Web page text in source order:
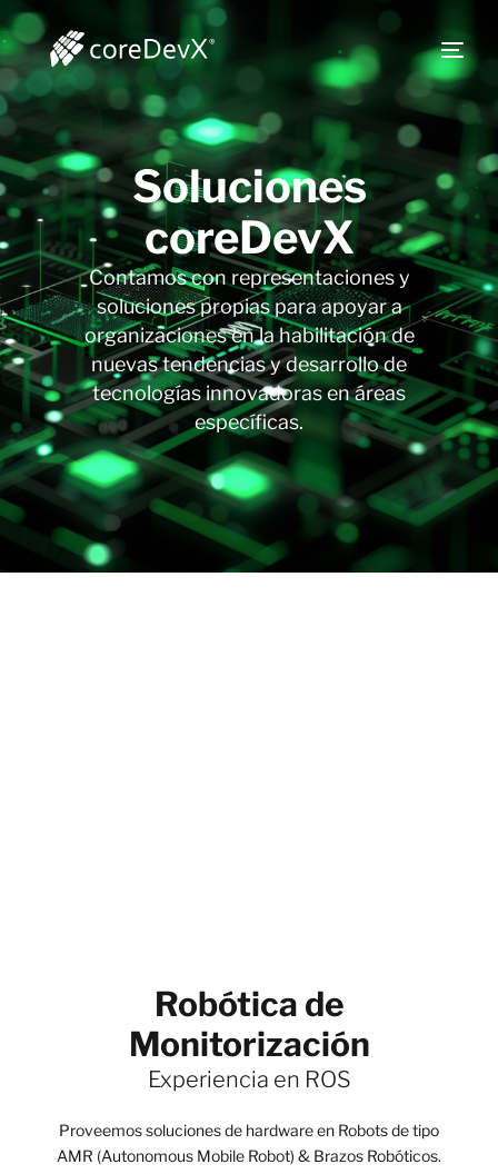
Soluciones
coreDevX
Contamos con representaciones y
soluciones propias para apoyar a
organizaciones en la habilitación de
nuevas tendencias y desarrollo de
tecnologías innovadoras en áreas
específicas.
Robótica de
Monitorización
Experiencia en ROS
Proveemos soluciones de hardware en Robots de tipo
AMR (Autonomous Mobile Robot) & Brazos Robóticos.